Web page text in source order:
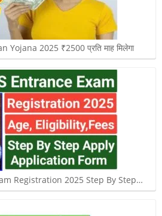
2025 ₹2500 प्रति माह मिलेगा
Registration 2025 Step By Step…